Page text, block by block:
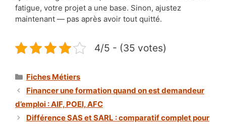
fatigue, votre projet a une base. Sinon, ajustez
maintenant — pas après avoir tout quitté.
4/5 - (35 votes)
Catégories
Fiches Métiers
Financer une formation quand on est demandeur
d’emploi : AIF, POEI, AFC
Différence SAS et SARL : comparatif complet pour